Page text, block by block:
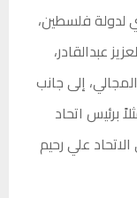
فلسطين،
عبدالقادر،
إلى جانب
برئيس اتحاد
علي رحيم